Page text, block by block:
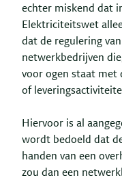
echter miskend dat
Elektriciteitswet
dat de regulering
netwerkbedrijven
voor ogen staat met
of
Hiervoor is al
wordt bedoeld dat
handen van een
zou dan een